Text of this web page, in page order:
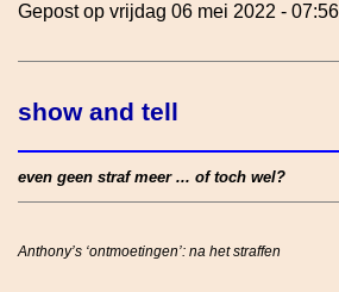
Gepost op vrijdag 06 mei 2022 -
show and tell
even geen straf meer ... of toch wel?
Anthony’s ‘ontmoetingen’: na het straffen